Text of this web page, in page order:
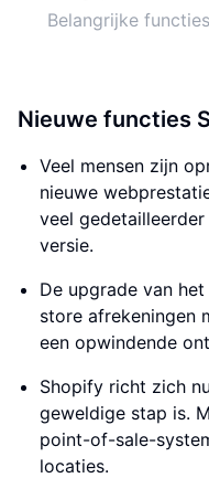
Belangrijke
Nieuwe functies
Veel mensen zijn
nieuwe
veel
versie.
De upgrade van
store afrekeningen
een opwindende
Shopify richt zich
geweldige stap is.
point-of-sale-
locaties.